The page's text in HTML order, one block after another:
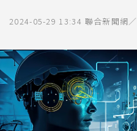
2024-05-29 13:34 聯合新聞網／